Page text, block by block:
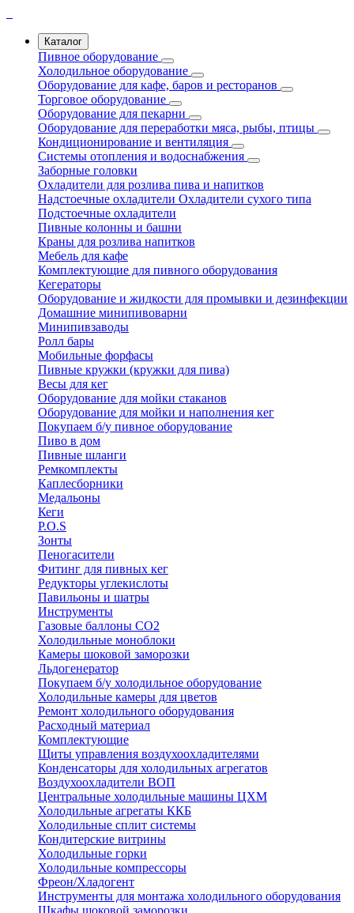
Каталог
Пивное оборудование
Холодильное оборудование
Оборудование для кафе, баров и ресторанов
Торговое оборудование
Оборудование для пекарни
Оборудование для переработки мяса, рыбы, птицы
Кондиционирование и вентиляция
Системы отопления и водоснабжения
Заборные головки
Охладители для розлива пива и напитков
Надстоечные охладители Охладители сухого типа
Подстоечные охладители
Пивные колонны и башни
Краны для розлива напитков
Мебель для кафе
Комплектующие для пивного оборудования
Кегераторы
Оборудование и жидкости для промывки и дезинфекции
Домашние минипивоварни
Минипивзаводы
Ролл бары
Мобильные форфасы
Пивные кружки (кружки для пива)
Весы для кег
Оборудование для мойки стаканов
Оборудование для мойки и наполнения кег
Покупаем б/у пивное оборудование
Пиво в дом
Пивные шланги
Ремкомплекты
Каплесборники
Медальоны
Кеги
P.O.S
Зонты
Пеногасители
Фитинг для пивных кег
Редукторы углекислоты
Павильоны и шатры
Инструменты
Газовые баллоны CO2
Холодильные моноблоки
Камеры шоковой заморозки
Льдогенератор
Покупаем б/у холодильное оборудование
Холодильные камеры для цветов
Ремонт холодильного оборудования
Расходный материал
Комплектующие
Щиты управления воздухоохладителями
Конденсаторы для холодильных агрегатов
Воздухоохладители ВОП
Центральные холодильные машины ЦХМ
Холодильные агрегаты ККБ
Холодильные cплит системы
Кондитерские витрины
Холодильные горки
Холодильные компрессоры
Фреон/Хладогент
Инструменты для монтажа холодильного оборудования
Шкафы шоковой заморозки